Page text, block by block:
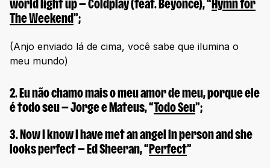
world light up— Coldplay (feat. Beyoncé), “ Hymn for
The Weekend”;
(Anjo enviado lá de cima, você sabe que ilumina o
meu mundo)
2.Eu não chamo mais o meu amor de meu, porque ele
é todo seu— Jorge e Mateus, “Todo Seu”;
3.Now I know I have met an angel in person and she
looks perfect— Ed Sheeran, “Perfect”